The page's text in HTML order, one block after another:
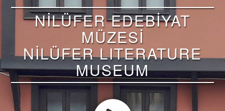
NİLÜFER EDEBİYAT
MÜZESİ
NİLÜFER LITERATURE
MUSEUM